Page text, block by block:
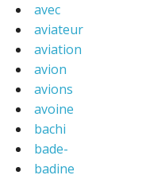
avec
aviateur
aviation
avion
avions
avoine
bachi
bade-
badine